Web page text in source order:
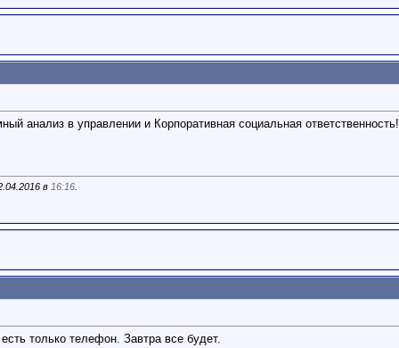
анализ в управлении и Корпоративная социальная
в 16:16
только телефон. Завтра все будет.